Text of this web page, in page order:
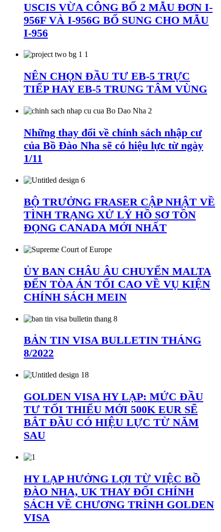
USCIS VỪA CÔNG BỐ 2 MẪU ĐƠN I-
956F VÀ I-956G BỔ SUNG CHO MẪU
I-956
NÊN CHỌN ĐẦU TƯ EB-5 TRỰC
TIẾP HAY EB-5 TRUNG TÂM VÙNG
Những thay đổi về chính sách nhập cư
của Bồ Đào Nha sẽ có hiệu lực từ ngày
1/11
BỘ TRƯỞNG FRASER CẬP NHẬT VỀ
TÌNH TRẠNG XỬ LÝ HỒ SƠ TỒN
ĐỌNG CANADA MỚI NHẤT
ỦY BAN CHÂU ÂU CHUYỂN MALTA
ĐẾN TÒA ÁN TỐI CAO VỀ VỤ KIỆN
CHÍNH SÁCH MEIN
BẢN TIN VISA BULLETIN THÁNG
8/2022
GOLDEN VISA HY LẠP: MỨC ĐẦU
TƯ TỐI THIỂU MỚI 500K EUR SẼ
BẮT ĐẦU CÓ HIỆU LỰC TỪ NĂM
SAU
HY LẠP HƯỞNG LỢI TỪ VIỆC BỒ
ĐÀO NHA, UK THAY ĐỔI CHÍNH
SÁCH VỀ CHƯƠNG TRÌNH GOLDEN
VISA